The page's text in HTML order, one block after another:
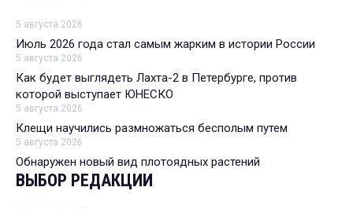
5 августа 2026
Июль 2026 года стал самым жарким в истории России
5 августа 2026
Как будет выглядеть Лахта-2 в Петербурге, против
которой выступает ЮНЕСКО
5 августа 2026
Клещи научились размножаться бесполым путем
5 августа 2026
Обнаружен новый вид плотоядных растений
ВЫБОР РЕДАКЦИИ